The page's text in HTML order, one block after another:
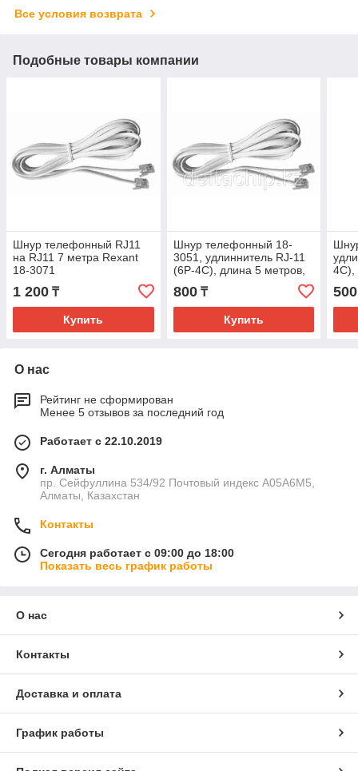
Все условия возврата
Подобные товары компании
Шнур телефонный RJ11
на RJ11 7 метра Rexant
18-3071
1 200 ₸
Купить
Шнур телефонный 18-
3051, удлиннитель RJ-11
(6P-4C), длина 5 метров,
белый REXANT
800₸
Купить
4C),
500
О нас
Рейтинг не сформирован
Менее 5 отзывов за последний год
Работает с 22.10.2019
г. Алматы
пр. Сейфуллина 534/92 Почтовый индекс A05A6M5,
Алматы, Казахстан
Контакты
Сегодня работает с 09:00 до 18:00
Показать весь график работы
О нас
Контакты
Доставка и оплата
График работы